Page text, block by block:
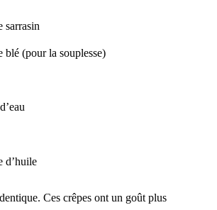
sarrasin
blé (pour la souplesse)
d’huile
Ces crêpes ont un goût plus